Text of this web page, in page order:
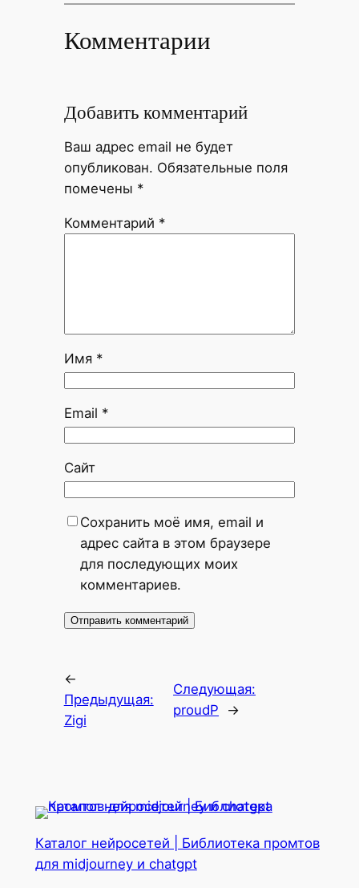
Комментарии
Добавить комментарий
Ваш адрес email не будет
опубликован. Обязательные поля
помечены *
Комментарий *
Имя *
Email *
Сайт
Сохранить моё имя, email и
адрес сайта в этом браузере
для последующих моих
комментариев.
←
Предыдущая:
Zigi
Следующая:
proudP
→
Каталог нейросетей | Библиотека промтов
для midjourney и chatgpt